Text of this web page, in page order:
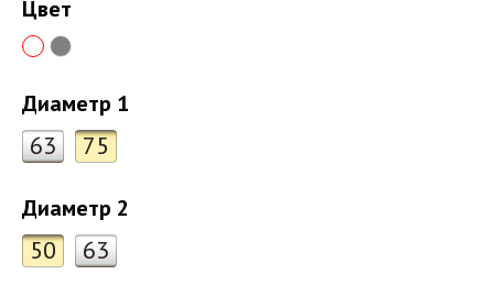
Цвет
Диаметр 1
63 75
Диаметр 2
50 63